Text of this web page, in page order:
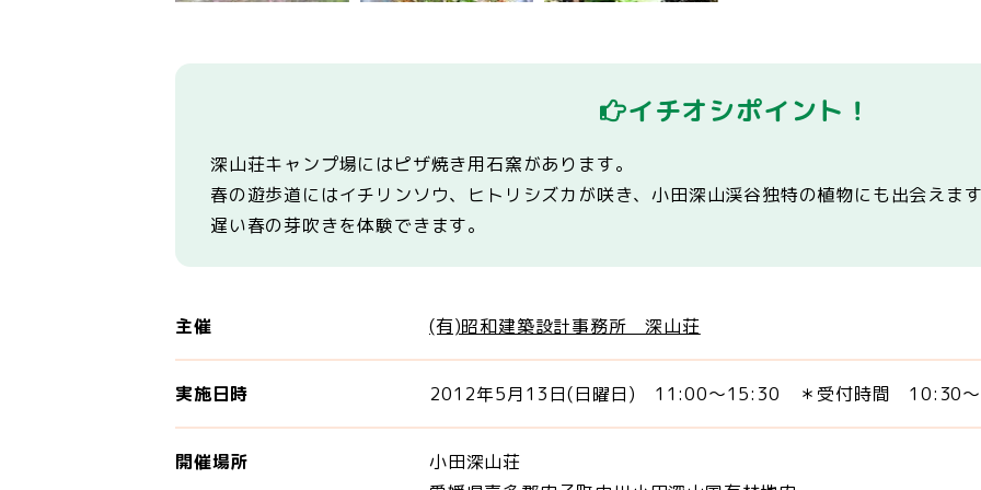
イチオシポイント！
深山荘キャンプ場にはピザ焼き用石窯があります。
春の遊歩道にはイチリンソウ、ヒトリシズカが咲き、小田深山渓谷独特の植物にも出会え
遅い春の芽吹きを体験できます。
主催 (有)昭和建築設計事務所 深山荘
実施日時 2012年5月13日(日曜日) 11:00～15:30 ＊受付時間 10:30～
開催場所
小田深山荘